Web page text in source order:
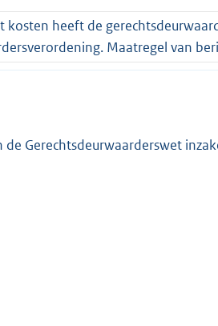
heeft de
Maatregel van
Gerechtsdeurwaarderswet